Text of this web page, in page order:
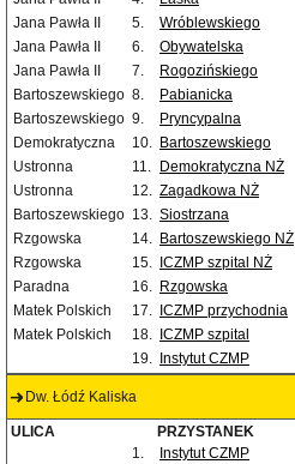
Jana Pawła II
5. Wróblewskiego
Jana Pawła II
6. Obywatelska
Jana Pawła II
7. Rogozińskiego
Bartoszewskiego 8.
Pabianicka
Bartoszewskiego 9. Pryncypalna
Demokratyczna
10. Bartoszewskiego
Ustronna
11. Demokratyczna NŻ
Ustronna
12. Zagadkowa NŻ
Bartoszewskiego 13. Siostrzana
Rzgowska
14. Bartoszewskiego NŻ
Rzgowska
15. ICZMP szpital NŻ
Paradna
16. Rzgowska
Matek Polskich
17. ICZMP przychodnia
Matek Polskich
18. ICZMP szpital
19.
Instytut CZMP
Dw. Łódź Kaliska
ULICA PRZYSTANEK
1.
Instytut CZMP